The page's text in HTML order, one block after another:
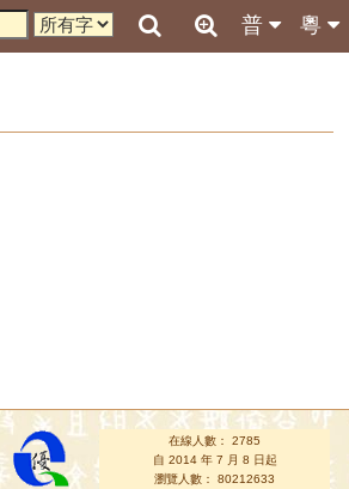
粵
普
在線人數： 2785
自 2014 年 7 月 8 日起
瀏覽人數： 80212633